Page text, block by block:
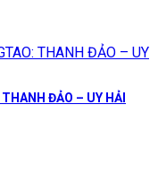
ĐẢO – UY HẢI